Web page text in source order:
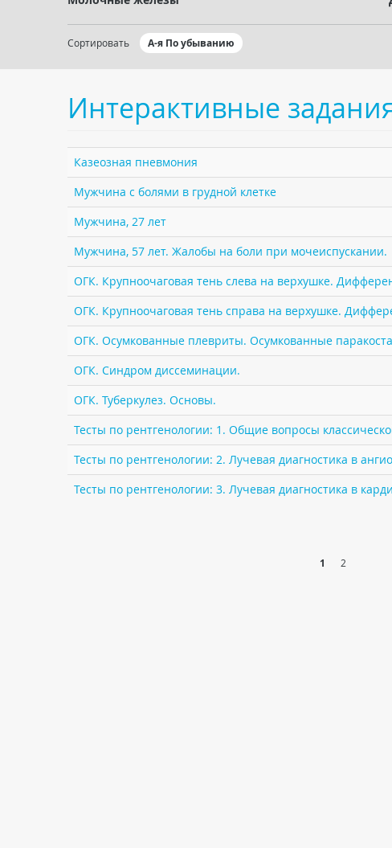
Сортировать А-я По убыванию
Интерактивные
Казеозная пневмония
Мужчина с болями в грудной клетке
Мужчина, 27 лет
Мужчина, 57 лет. Жалобы на боли при мочеиспускании.
ОГК. Крупноочаговая тень слева на верхушке.
ОГК. Крупноочаговая тень справа на верхушке.
ОГК. Осумкованные плевриты. Осумкованные
ОГК. Синдром диссеминации.
ОГК. Туберкулез. Основы.
Тесты по рентгенологии: 1. Общие вопросы
Тесты по рентгенологии: 2. Лучевая диагностика в
Тесты по рентгенологии: 3. Лучевая диагностика в
1 2